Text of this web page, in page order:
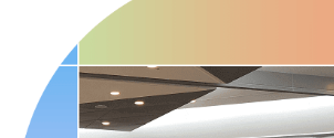
・自殺予防週間
・世界自殺予防デー
・日本骨髄増殖性腫瘍の日
・知的障害者愛護デー